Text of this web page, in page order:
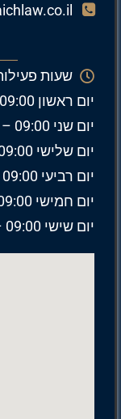
שעות
יום ראשון 09:00 – 19:00
יום שני 09:00 – 19:00
יום שלישי 09:00 – 19:00
יום רביעי 09:00 – 19:00
יום חמישי 09:00 – 19:00
יום שישי 09:00 – 12:00